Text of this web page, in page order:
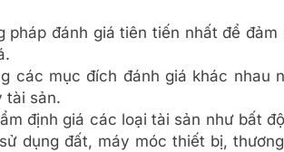
pháp đánh giá tiên tiến nhất để
các mục đích đánh giá khác nhau
tài sản.
định giá các loại tài sản như bất
dụng đất, máy móc thiết bị,